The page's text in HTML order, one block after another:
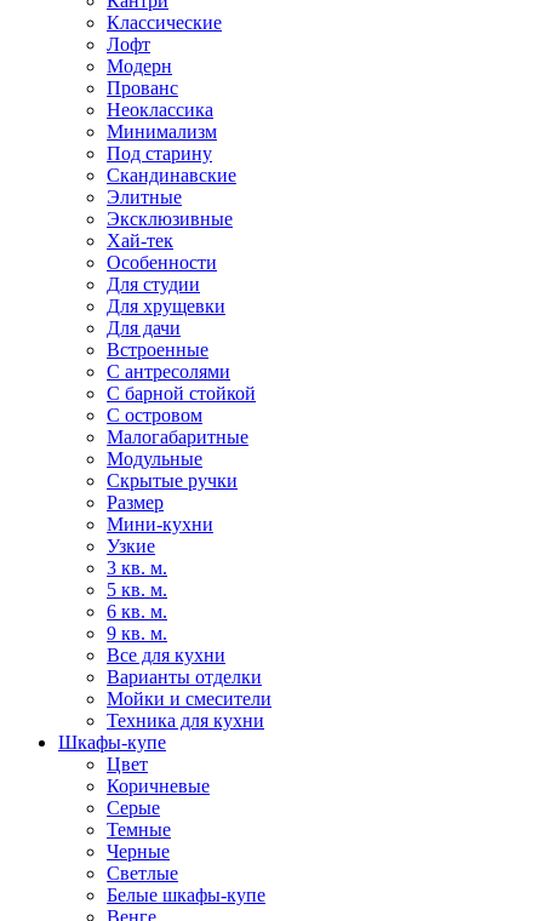
Классические
Лофт
Модерн
Прованс
Неоклассика
Минимализм
Под старину
Скандинавские
Элитные
Эксклюзивные
Хай-тек
Особенности
Для студии
Для хрущевки
Для дачи
Встроенные
С антресолями
С барной стойкой
С островом
Малогабаритные
Модульные
Скрытые ручки
Размер
Мини-кухни
Узкие
3 кв. м.
5 кв. м.
6 кв. м.
9 кв. м.
Все для кухни
Варианты отделки
Мойки и смесители
Техника для кухни
Шкафы-купе
Цвет
Коричневые
Серые
Темные
Черные
Светлые
Белые шкафы-купе
Венге